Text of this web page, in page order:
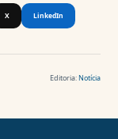
X LinkedIn
Editoria:Notícia